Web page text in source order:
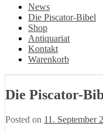
News
Die Piscator-Bibel
Shop
Antiquariat
Kontakt
Warenkorb
Die Piscator-
Posted on 11. September